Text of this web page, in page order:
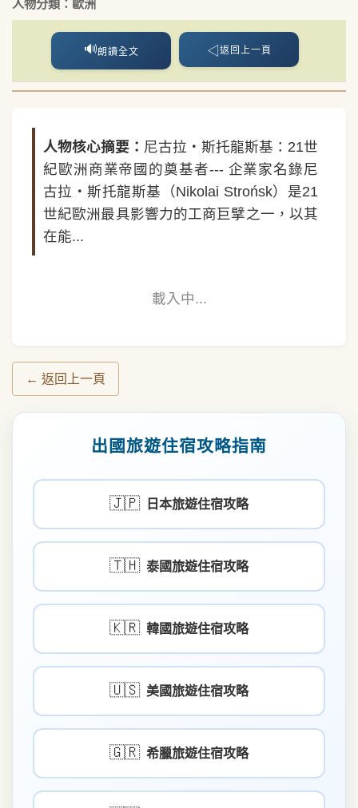
人物分類：歐洲
🔊朗讀全文 ◁ 返回上一頁
人物核心摘要： 尼古拉・斯托龍斯基：21世
紀歐洲商業帝國的奠基者--- 企業家名錄尼
古拉・斯托龍斯基（Nikolai Strońsk）是21
世紀歐洲最具影響力的工商巨擘之一，以其
在能...
載入中...
← 返回上一頁
出國旅遊住宿攻略指南
🇯🇵 日本旅遊住宿攻略
🇹🇭 泰國旅遊住宿攻略
🇰🇷 韓國旅遊住宿攻略
🇺🇸 美國旅遊住宿攻略
🇬🇷 希臘旅遊住宿攻略